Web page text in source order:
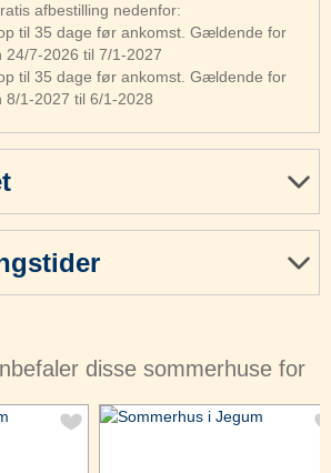
afbestilling nedenfor:
til 35 dage før ankomst. Gældende for
24/7-2026 til 7/1-2027
til 35 dage før ankomst. Gældende for
8/1-2027 til 6/1-2028
disse sommerhuse for